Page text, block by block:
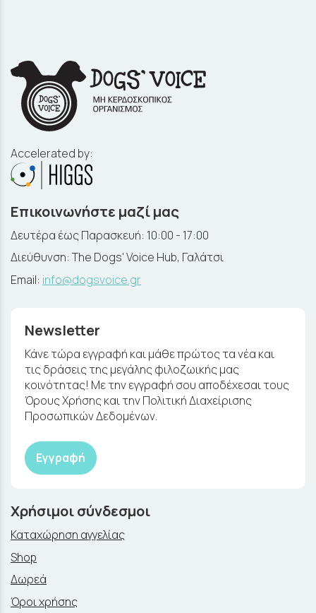
Accelerated by:
Επικοινωνήστε μαζί μας
Δευτέρα έως Παρασκευή: 10:00 - 17:00
Διεύθυνση: The Dogs' Voice Hub, Γαλάτσι
Email: info@dogsvoice.gr
Newsletter
Κάνε τώρα εγγραφή και μάθε πρώτος τα νέα και
τις δράσεις της μεγάλης φιλοζωικής μας
κοινότητας! Με την εγγραφή σου αποδέχεσαι τους
Όρους Χρήσης και την Πολιτική Διαχείρισης
Προσωπικών Δεδομένων.
Εγγραφή
Χρήσιμοι σύνδεσμοι
Καταχώρηση αγγελίας
Shop
Δωρεά
Όροι χρήσης